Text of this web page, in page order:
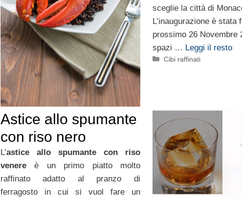
sceglie la città di
L’inaugurazione è stata
prossimo 26 Novembre
spazi … Leggi il resto
Categorie
Cibi raffinati
Astice allo spumante
con riso nero
L’astice allo
spumante con riso
venereè un primo piatto molto
raffinato adatto al pranzo di
ferragosto in cui si vuol fare un